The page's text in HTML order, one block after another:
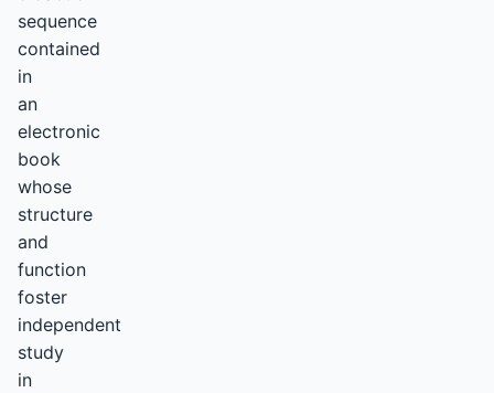
sequence
contained
in
an
electronic
book
whose
structure
and
function
foster
independent
study
in